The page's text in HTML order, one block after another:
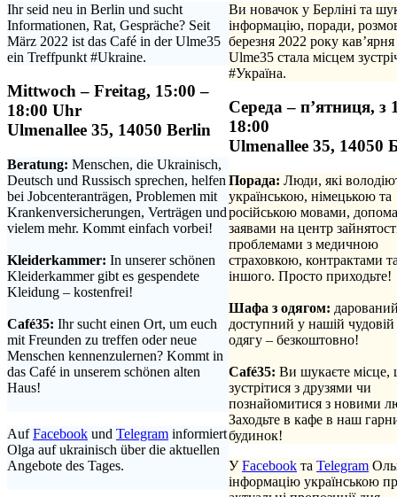
Ihr seid neu in Berlin und sucht
Informationen, Rat, Gespräche? Seit
März 2022 ist das Café in der Ulme35
ein Treffpunkt #Ukraine.
Mittwoch – Freitag, 15:00 –
18:00 Uhr
Ulmenallee 35, 14050 Berlin
Beratung: Menschen, die Ukrainisch,
Deutsch und Russisch sprechen, helfen
bei Jobcenteranträgen, Problemen mit
Krankenversicherungen, Verträgen und
vielem mehr. Kommt einfach vorbei!
Kleiderkammer: In unserer schönen
Kleiderkammer gibt es gespendete
Kleidung – kostenfrei!
Café35: Ihr sucht einen Ort, um euch
mit Freunden zu treffen oder neue
Menschen kennenzulernen? Kommt in
das Café in unserem schönen alten
Haus!
AufFacebook und Telegram informiert
Olga auf ukrainisch über die aktuellen
Angebote des Tages.
Ви новачок у Берліні та
інформацію, поради,
березня 2022 року
Ulme35 стала місцем
#Україна.
Середа – п’ятниця, з
18:00
Ulmenallee 35, 14050
Порада: Люди, які
українською, німецькою та
російською мовами,
заявами на центр
проблемами з медичною
страховкою, контрактами
іншого. Просто приходьте!
Шафа з одягом:
доступний у нашій
одягу – безкоштовно!
Café35: Ви шукаєте місце,
зустрітися з друзями чи
познайомитися з новими
Заходьте в кафе в наш
будинок!
УFacebook та Telegram
інформацію українською